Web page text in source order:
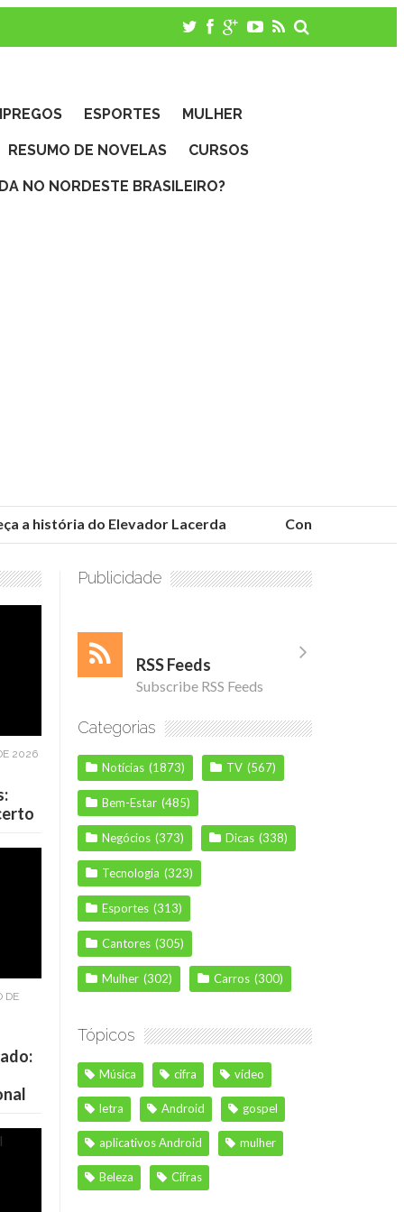
ESPORTES MULHER
RESUMO DE NOVELAS CURSOS
NO NORDESTE BRASILEIRO?
a história do Elevador Lacerda Conheça as
2026
DE
Publicidade
RSS Feeds
Subscribe RSS Feeds
Categorias
Notícias (1873) TV (567)
Bem-Estar (485)
Negócios (373) Dicas (338)
Tecnologia (323)
Esportes (313)
Cantores (305)
Mulher (302) Carros (300)
Tópicos
Música cifra vídeo
letra Android gospel
aplicativos Android mulher
Beleza Cifras